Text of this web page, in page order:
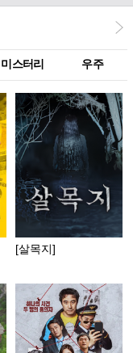
미스터리 우주
[살목지]